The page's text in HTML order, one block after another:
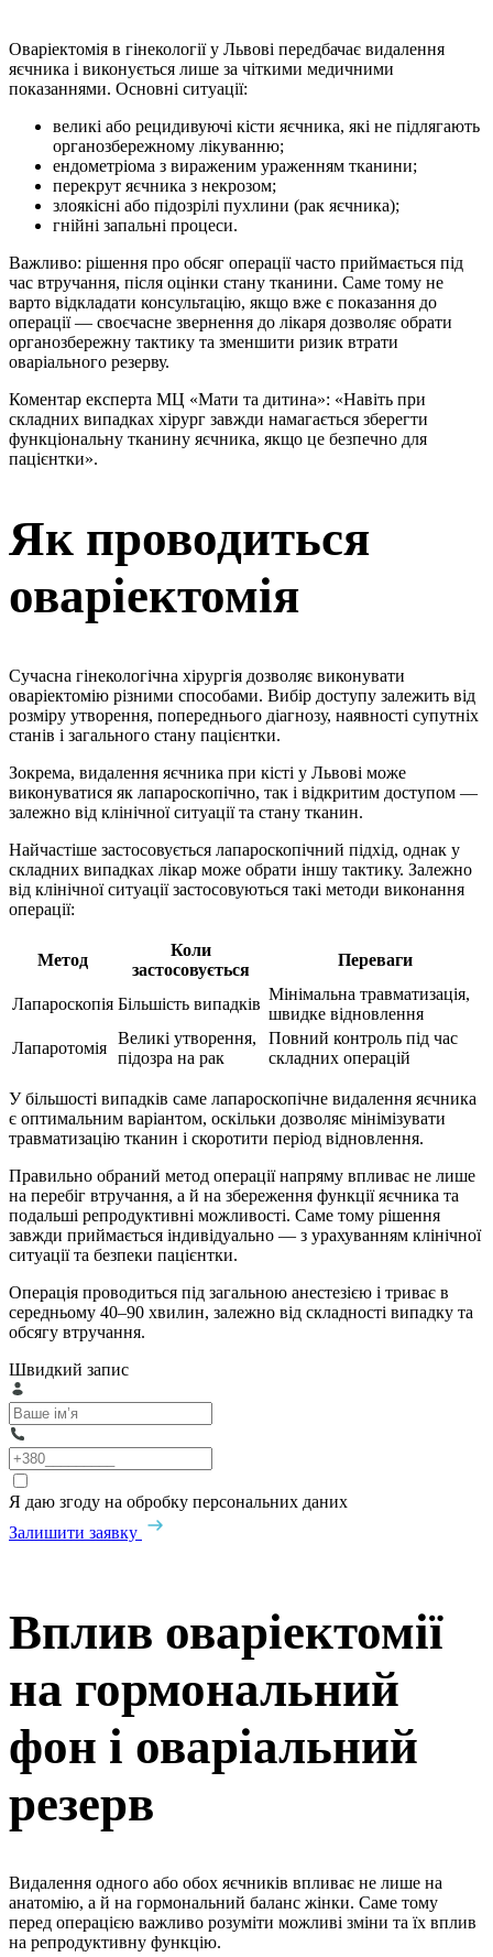
Оваріектомія в гінекології у Львові передбачає видалення
яєчника і виконується лише за чіткими медичними
показаннями. Основні ситуації:
великі або рецидивуючі кісти яєчника, які не підлягають
органозбережному лікуванню;
ендометріома з вираженим ураженням тканини;
перекрут яєчника з некрозом;
злоякісні або підозрілі пухлини (рак яєчника);
гнійні запальні процеси.
Важливо: рішення про обсяг операції часто приймається під
час втручання, після оцінки стану тканини. Саме тому не
варто відкладати консультацію, якщо вже є показання до
операції — своєчасне звернення до лікаря дозволяє обрати
органозбережну тактику та зменшити ризик втрати
оваріального резерву.
Коментар експерта МЦ «Мати та дитина»: «Навіть при
складних випадках хірург завжди намагається зберегти
функціональну тканину яєчника, якщо це безпечно для
пацієнтки».
Як проводиться
оваріектомія
Сучасна гінекологічна хірургія дозволяє виконувати
оваріектомію різними способами. Вибір доступу залежить від
розміру утворення, попереднього діагнозу, наявності супутніх
станів і загального стану пацієнтки.
Зокрема, видалення яєчника при кісті у Львові може
виконуватися як лапароскопічно, так і відкритим доступом —
залежно від клінічної ситуації та стану тканин.
Найчастіше застосовується лапароскопічний підхід, однак у
складних випадках лікар може обрати іншу тактику. Залежно
від клінічної ситуації застосовуються такі методи виконання
операції:
Метод
Коли
застосовується
Переваги
Лапароскопія Більшість випадків
Мінімальна травматизація,
швидке відновлення
Лапаротомія
Великі утворення,
підозра на рак
Повний контроль під час
складних операцій
У більшості випадків саме лапароскопічне видалення яєчника
є оптимальним варіантом, оскільки дозволяє мінімізувати
травматизацію тканин і скоротити період відновлення.
Правильно обраний метод операції напряму впливає не лише
на перебіг втручання, а й на збереження функції яєчника та
подальші репродуктивні можливості. Саме тому рішення
завжди приймається індивідуально — з урахуванням клінічної
ситуації та безпеки пацієнтки.
Операція проводиться під загальною анестезією і триває в
середньому 40–90 хвилин, залежно від складності випадку та
обсягу втручання.
Швидкий запис
Я даю згоду на обробку персональних даних
Залишити заявку
Вплив оваріектомії
на гормональний
фон і оваріальний
резерв
Видалення одного або обох яєчників впливає не лише на
анатомію, а й на гормональний баланс жінки. Саме тому
перед операцією важливо розуміти можливі зміни та їх вплив
на репродуктивну функцію.